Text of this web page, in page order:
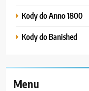
Kody do Anno 1800
Kody do Banished
Menu